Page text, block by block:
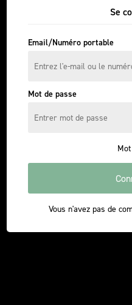
Se
Email/Numéro portable
Mot de passe
Vous n'avez pas de